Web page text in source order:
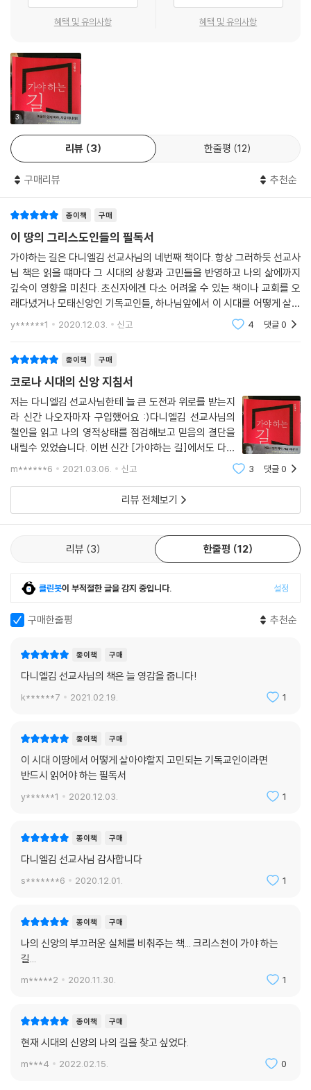
운 새 일들을 행하실 것이다. 먼저 그 길을 걸었던 믿음의 조상 아브라함의
떼보지 않겠는가?
혜택 및 유의사항 혜택 및 유의사항
3
리뷰 3 한줄평 12
구매리뷰 추천순
종이책 구매
이 땅의 그리스도인들의 필독서
가야하는 길은 다니엘김 선교사님의 네번째 책이다. 항상 그러하듯 선교사
님 책은 읽을 떄마다 그 시대의 상황과 고민들을 반영하고 나의 삶에까지
깊숙이 영향을 미친다. 초신자에겐 다소 어려울 수 있는 책이나 교회를 오
래다녔거나 모태신앙인 기독교인들, 하나님앞에서 이 시대를 어떻게 살아
야 하는가 고민하며 끊임없이 몸부림 치는 믿는 자들은 반드시 꼭 읽어야
한다. 거짓목자들
y******1 2020.12.03. 신고 4 댓글0
종이책 구매
코로나 시대의 신앙 지침서
저는 다니엘김 선교사님한테 늘 큰 도전과 위로를 받는지
라 신간 나오자마자 구입했어요 :)다니엘김 선교사님의
철인을 읽고 나의 영적상태를 점검해보고 믿음의 결단을
내릴수 있었습니다. 이번 신간 [가야하는 길]에서도 다니
엘선교사님을 통한 주님의 음성을 듣기원합니다 :) 내마
개와 새로운 결단을 서게 하소서.?앞으로도 계
m******6 2021.03.06. 신고 3 댓글0
리뷰 전체보기
리뷰 3 한줄평 12
클린봇이 부적절한 글을 감지 중입니다. 설정
구매한줄평 추천순
종이책 구매
다니엘김 선교사님의 책은 늘 영감을 줍니다!
k******7 2021.02.19. 1
종이책 구매
이 시대 이땅에서 어떻게 살아야할지 고민되는 기독교인이라면
반드시 읽어야 하는 필독서
y******1 2020.12.03. 1
종이책 구매
다니엘김 선교사님 감사합니다
s*******6 2020.12.01. 1
종이책 구매
나의 신앙의 부끄러운 실체를 비춰주는 책... 크리스천이 가야 하는
길...
m*****2 2020.11.30. 1
종이책 구매
현재 시대의 신앙의 나의 길을 찾고 싶었다.
m***4 2022.02.15. 0